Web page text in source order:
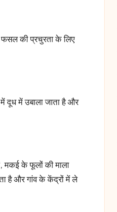
फसल की प्रचुरता के लिए
दूध में उबाला जाता है और
मकई के फूलों की माला
है और गांव के केंद्रों में ले